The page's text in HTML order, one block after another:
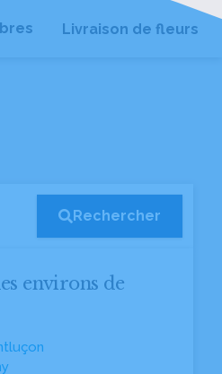
Livraison de fleurs
Rechercher
environs de